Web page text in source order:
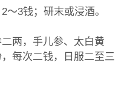
～3钱；研末或浸酒。
两，手儿参、太白黄
每次二钱，日服二至三